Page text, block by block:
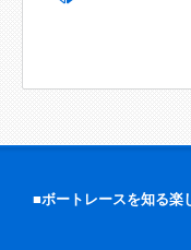
■ボートレースを知る楽